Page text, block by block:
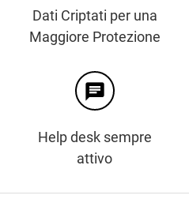
Dati Criptati per una
Maggiore Protezione
chat
Help desk sempre
attivo